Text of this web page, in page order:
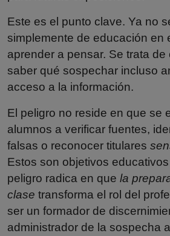
Este es el punto clave. Ya no
simplemente de educación en
aprender a pensar. Se trata de
saber qué sospechar incluso
acceso a la información.
El peligro no reside en que se
alumnos a verificar fuentes,
falsas o reconocer titulares
Estos son objetivos
peligro radica en que la
clase transforma el rol del
ser un formador de
administrador de la sospecha